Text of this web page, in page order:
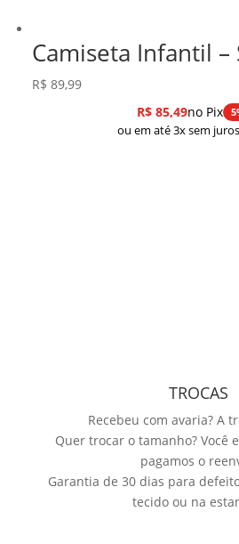
Camiseta Infantil –
R$ 89,99
R$85,49no Pix
ou em até 3x sem
TROCAS
Recebeu com avaria? A
Quer trocar o tamanho? Você
pagamos o
Garantia de 30 dias para
tecido ou na